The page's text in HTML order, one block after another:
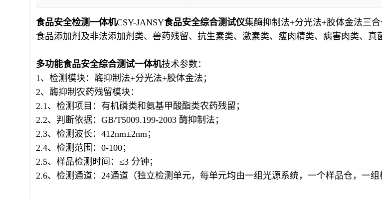
食品安全检测一体机CSY-JANSY食品安全综合测试仪集酶抑制 法+分光法+胶体金法三
食品添加剂及非法添加剂类、兽药残留、抗生素类、激素类、瘦肉精类、病害肉类、真
多功能食品安全综合测试一体机技术参数：
1、检测模块：酶抑制 法+分光法+胶体金法；
2、酶抑制 农药残留模块：
2.1、检测项目：有机磷类和氨基甲酸酯类农药残留；
2.2、判断依据：GB/T5009.199-2003 酶抑制法；
2.3、检测波长：412nm±2nm；
2.4、检测范围：0-100；
2.5、样品检测时间：≤3 分钟；
2.6、检测通道：24通道（独立检测单元，每单元均由一组光源系统，一个样品仓，一